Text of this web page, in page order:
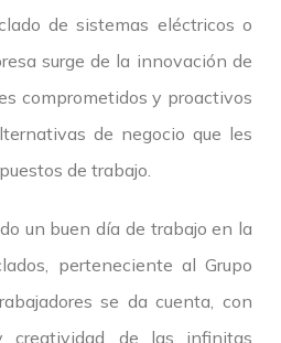
de sistemas eléctricos o
surge de la innovación de
comprometidos y proactivos
de negocio que les
de trabajo.
un buen día de trabajo en la
perteneciente al Grupo
se da cuenta, con
creatividad, de las infinitas